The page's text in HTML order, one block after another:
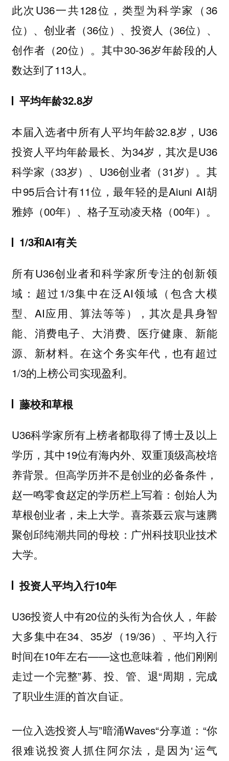
此次U36一共128位，类型为科学家（36
位）、创业者（36位）、投资人（36位）、
创作者（20位）。其中30-36岁年龄段的人
数达到了113人。
平均年龄32.8岁
本届入选者中所有人平均年龄32.8岁，U36
投资人平均年龄最长、为34岁，其次是U36
科学家（33岁）、U36创业者（31岁）。其
中95后合计有11位，最年轻的是Aiuni AI胡
雅婷（00年）、格子互动凌天格（00年）。
1/3和AI有关
所有U36创业者和科学家所专注的创新领
域：超过1/3集中在泛AI领域（包含大模
型、AI应用、算法等等），其次是具身智
能、消费电子、大消费、医疗健康、新能
源、新材料。在这个务实年代，也有超过
1/3的上榜公司实现盈利。
藤校和草根
U36科学家所有上榜者都取得了博士及以上
学历，其中19位有海内外、双重顶级高校培
养背景。但高学历并不是创业的必备条件，
赵一鸣零食赵定的学历栏上写着：创始人为
草根创业者，未上大学。喜茶聂云宸与速腾
聚创邱纯潮共同的母校：广州科技职业技术
大学。
投资人平均入行10年
U36投资人中有20位的头衔为合伙人，年龄
大多集中在34、35岁（19/36）、平均入行
时间在10年左右——这也意味着，他们刚刚
走过一个完整”募、投、管、退“周期，完成
了职业生涯的首次自证。
一位入选投资人与”暗涌Waves“分享道：“你
很难说投资人抓住阿尔法，是因为‘运气